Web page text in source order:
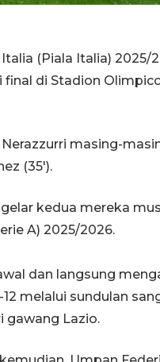
(Piala Italia) 2025/
di Stadion
masing-
(35').
kedua mereka
A) 2025/2026.
dan langsung
melalui sundulan
gawang Lazio.